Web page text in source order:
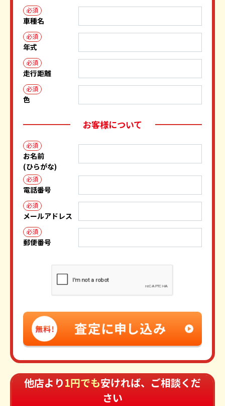
必須
車種名
必須
年式
必須
走行距離
必須
色
お客様について
必須
お名前
(ひらがな)
必須
電話番号
必須
メールアドレス
必須
郵便番号
他店より1円でも安ければ、ご相談くだ
さい